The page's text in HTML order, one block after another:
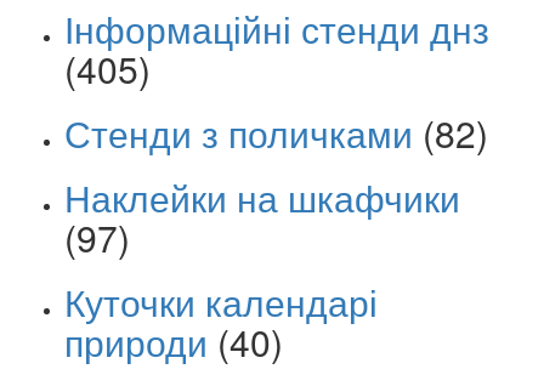
Інформаційні стенди днз
(405)
Стенди з поличками (82)
Наклейки на шкафчики
(97)
Куточки календарі
природи (40)